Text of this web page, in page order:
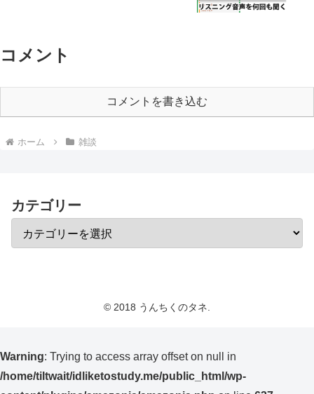
コメント
コメントを書き込む
ホーム 雑談
カテゴリー
© 2018 うんちくのタネ.
Warning: Trying to access array offset on null in
/home/tiltwait/idliketostudy.me/public_html/wp-